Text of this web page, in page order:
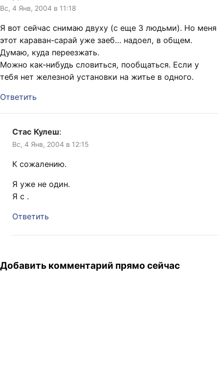
Вс, 4 Янв, 2004 в 11:18
Я вот сейчас снимаю двуху (с еще 3 людьми). Но меня
этот караван-сарай уже заеб… надоел, в общем.
Думаю, куда переезжать.
Можно как-нибудь словиться, пообщаться. Если у
тебя нет железной установки на житье в одного.
Ответить
Стас Кулеш:
Вс, 4 Янв, 2004 в 12:15
К сожалению.
Я уже не один.
Я с .
Ответить
Добавить комментарий прямо сейчас